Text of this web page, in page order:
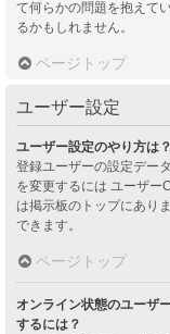
て何らかの問題を抱えて
るかもしれません。
ページトップ
ユーザー設定
ユーザー設定のやり方は？
登録ユーザーの設定デー
を変更するには ユーザー
は掲示板のトップにあり
できます。
ページトップ
オンライン状態のユーザ
するには？